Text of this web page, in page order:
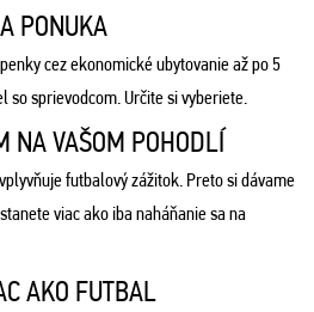
PONUKA
cez ekonomické ubytovanie až po 5
so sprievodcom. Určite si vyberiete.
NA VAŠOM POHODLÍ
futbalový zážitok. Preto si dávame
viac ako iba naháňanie sa na
AKO FUTBAL